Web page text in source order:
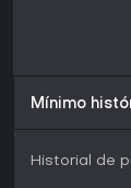
Mínimo
Historial de